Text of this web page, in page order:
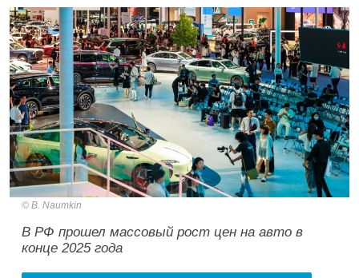
B. Naumkin
В РФ прошел массовый рост цен на авто в
конце 2025 года